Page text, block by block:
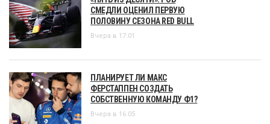
СМЕДЛИ ОЦЕНИЛ ПЕРВУЮ
ПОЛОВИНУ СЕЗОНА RED BULL
Вчера в 17:01
ПЛАНИРУЕТ ЛИ МАКС
ФЕРСТАППЕН СОЗДАТЬ
СОБСТВЕННУЮ КОМАНДУ Ф1?
Вчера в 16:05